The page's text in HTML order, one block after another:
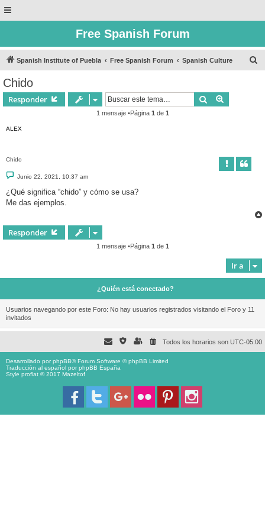
Free Spanish Forum
Spanish Institute of Puebla Free Spanish Forum Spanish Culture
Chido
Responder Buscar
1 mensaje •Página 1 de 1
ALEX
Chido
M
e
n
s
a
Junio 22, 2021, 10:37 am
¿Qué significa “chido” y cómo se usa?
Me das ejemplos.
Responder
1 mensaje •Página 1 de 1
Ir a
¿Quién está conectado?
Usuarios navegando por este Foro: No hay usuarios registrados visitando el Foro y 11
invitados
Todos los horarios son UTC-05:00
Desarrollado porphpBB® Forum Software © phpBB Limited
Traducción al español porphpBB España
Style proflat © 2017 Mazeltof